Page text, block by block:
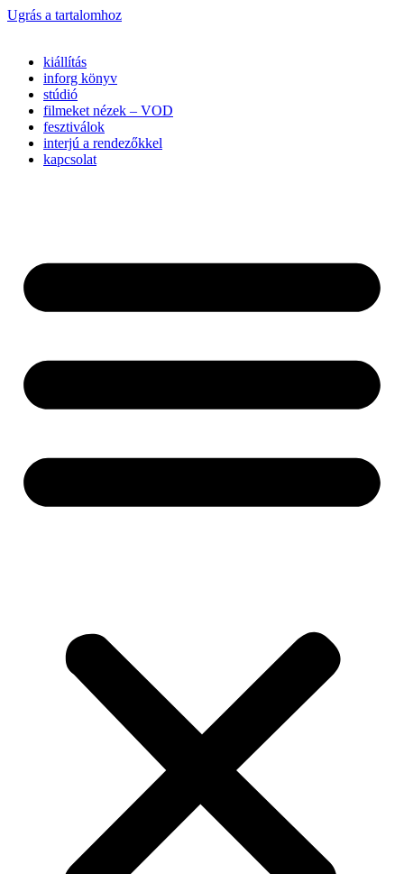
Ugrás a tartalomhoz
kiállítás
inforg könyv
stúdió
filmeket nézek – VOD
fesztiválok
interjú a rendezőkkel
kapcsolat